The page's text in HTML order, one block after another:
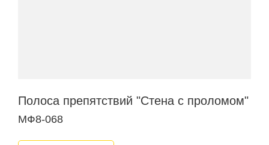
Полоса препятствий "Стена с проломом"
МФ8-068